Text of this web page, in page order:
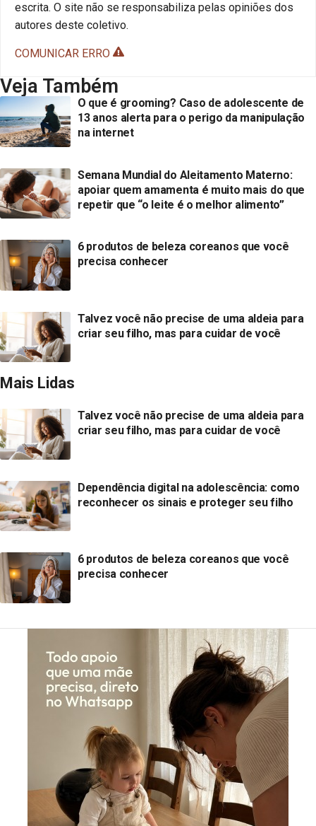
escrita. O site não se responsabiliza pelas opiniões dos
autores deste coletivo.
COMUNICAR ERRO
Veja Também
O que é grooming? Caso de adolescente de
13 anos alerta para o perigo da manipulação
na internet
Semana Mundial do Aleitamento Materno:
apoiar quem amamenta é muito mais do que
repetir que “o leite é o melhor alimento”
6 produtos de beleza coreanos que você
precisa conhecer
Talvez você não precise de uma aldeia para
criar seu filho, mas para cuidar de você
Mais Lidas
Talvez você não precise de uma aldeia para
criar seu filho, mas para cuidar de você
Dependência digital na adolescência: como
reconhecer os sinais e proteger seu filho
6 produtos de beleza coreanos que você
precisa conhecer